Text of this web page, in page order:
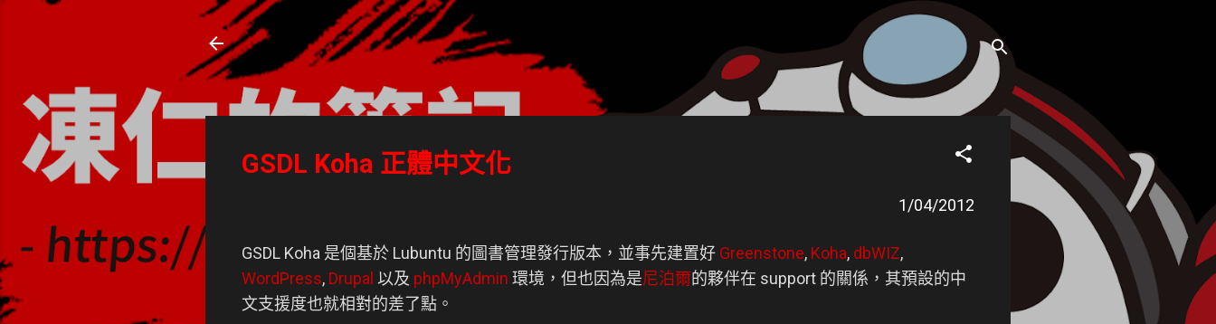
凍仁的筆記
- https://note.drx.tw
GSDL Koha 正體中文化
1/04/2012
GSDL Koha 是個基於 Lubuntu 的圖書管理發行版本，並事先建置好 Greenstone, Koha, dbWIZ,
WordPress, Drupal 以及 phpMyAdmin 環境，但也因為是尼泊爾的夥伴在 support 的關係，其預設的中
文支援度也就相對的差了點。